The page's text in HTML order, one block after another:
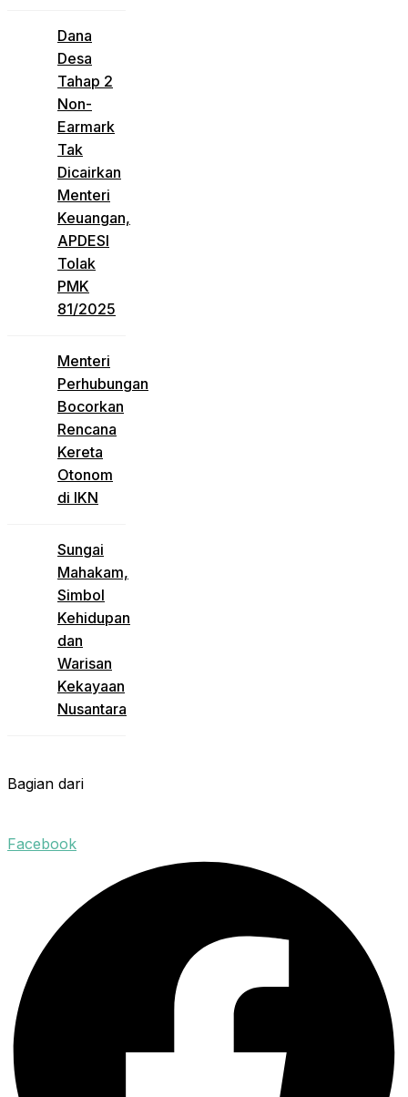
Dana
Desa
Tahap 2
Non-
Earmark
Tak
Dicairkan
Menteri
Keuangan,
APDESI
Tolak
PMK
81/2025
Menteri
Perhubungan
Bocorkan
Rencana
Kereta
Otonom
di IKN
Sungai
Mahakam,
Simbol
Kehidupan
dan
Warisan
Kekayaan
Nusantara
Bagian dari
Facebook